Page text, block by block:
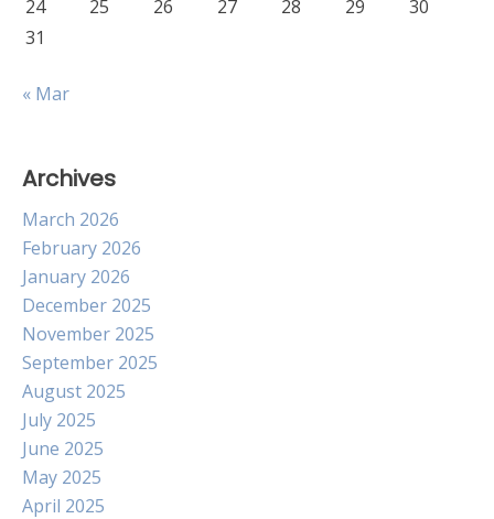
24 25 26 27 28 29
30
31
« Mar
Archives
March 2026
February 2026
January 2026
December 2025
November 2025
September 2025
August 2025
July 2025
June 2025
May 2025
April 2025